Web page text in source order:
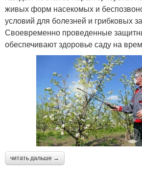
живых форм насекомых и
условий для болезней и грибковых
Своевременно проведенные
обеспечивают здоровье саду на
читать дальше →